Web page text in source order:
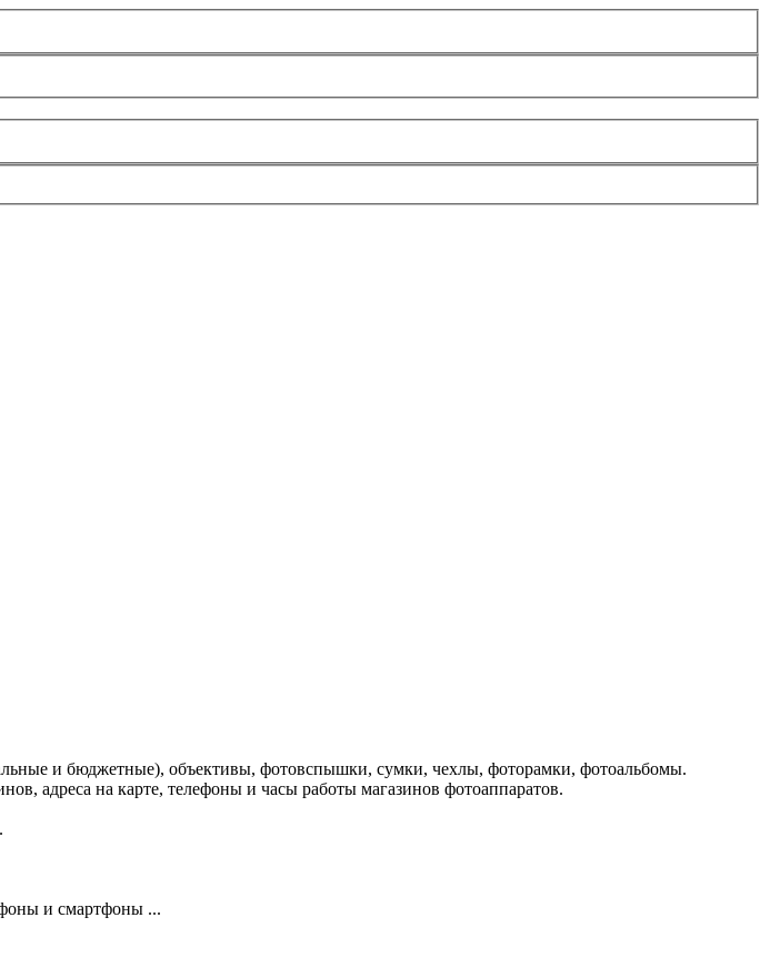
и бюджетные), объективы, фотовспышки, сумки, чехлы, фоторамки, фотоальбомы.
адреса на карте, телефоны и часы работы магазинов фотоаппаратов.
и смартфоны ...